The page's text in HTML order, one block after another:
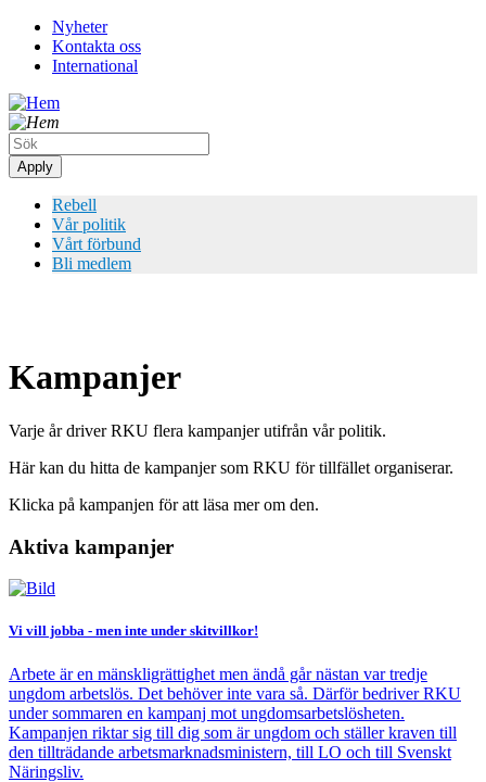
Hoppa
huvudinnehåll
Top
meny
Nyheter
Kontakta oss
International
Rebell
Vår politik
Vårt förbund
Bli medlem
Kampanjer
Varje år driver RKU flera kampanjer utifrån vår politik.
Här kan du hitta de kampanjer som RKU för tillfället organiserar.
Klicka på kampanjen för att läsa mer om den.
Aktiva kampanjer
Bild
Vi vill jobba - men inte under skitvillkor!
Arbete är en mänskligrättighet men ändå går nästan var tredje
ungdom arbetslös. Det behöver inte vara så. Därför bedriver RKU
under sommaren en kampanj mot ungdomsarbetslösheten.
Kampanjen riktar sig till dig som är ungdom och ställer kraven till
den tillträdande arbetsmarknadsministern, till LO och till Svenskt
Näringsliv.